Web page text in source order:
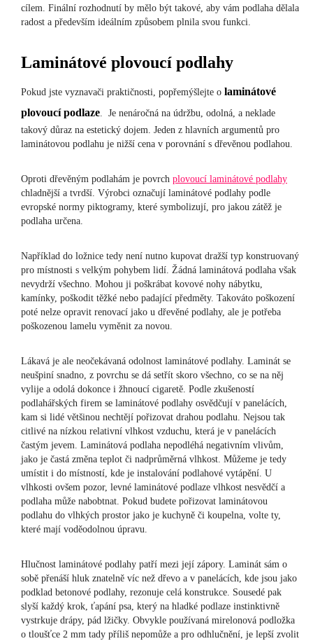
cílem. Finální rozhodnutí by mělo být takové, aby vám podlaha dělala
radost a především ideálním způsobem plnila svou funkci.
Laminátové plovoucí podlahy
Pokud jste vyznavači praktičnosti, popřemýšlejte o laminátové
plovoucí podlaze . Je nenáročná na údržbu, odolná, a neklade
takový důraz na estetický dojem. Jeden z hlavních argumentů pro
laminátovou podlahu je nižší cena v porovnání s dřevěnou podlahou.
Oproti dřevěným podlahám je povrch plovoucí laminátové podlahy
chladnější a tvrdší. Výrobci označují laminátové podlahy podle
evropské normy piktogramy, které symbolizují, pro jakou zátěž je
podlaha určena.
Například do ložnice tedy není nutno kupovat dražší typ konstruovaný
pro místnosti s velkým pohybem lidí. Žádná laminátová podlaha však
nevydrží všechno. Mohou ji poškrábat kovové nohy nábytku,
kamínky, poškodit těžké nebo padající předměty. Takováto poškození
poté nelze opravit renovací jako u dřevěné podlahy, ale je potřeba
poškozenou lamelu vyměnit za novou.
Lákavá je ale neočekávaná odolnost laminátové podlahy. Laminát se
neušpiní snadno, z povrchu se dá setřít skoro všechno, co se na něj
vylije a odolá dokonce i žhnoucí cigaretě. Podle zkušeností
podlahářských firem se laminátové podlahy osvědčují v panelácích,
kam si lidé většinou nechtějí pořizovat drahou podlahu. Nejsou tak
citlivé na nízkou relativní vlhkost vzduchu, která je v panelácích
častým jevem. Laminátová podlaha nepodléhá negativním vlivům,
jako je častá změna teplot či nadprůměrná vlhkost. Můžeme je tedy
umístit i do místností, kde je instalování podlahové vytápění. U
vlhkosti ovšem pozor, levné laminátové podlaze vlhkost nesvědčí a
podlaha může nabobtnat. Pokud budete pořizovat laminátovou
podlahu do vlhkých prostor jako je kuchyně či koupelna, volte ty,
které mají voděodolnou úpravu.
Hlučnost laminátové podlahy patří mezi její zápory. Laminát sám o
sobě přenáší hluk znatelně víc než dřevo a v panelácích, kde jsou jako
podklad betonové podlahy, rezonuje celá konstrukce. Sousedé pak
slyší každý krok, ťapání psa, který na hladké podlaze instinktivně
vystrkuje drápy, pád lžičky. Obvykle používaná mirelonová podložka
o tloušťce 2 mm tady příliš nepomůže a pro odhlučnění, je lepší zvolit